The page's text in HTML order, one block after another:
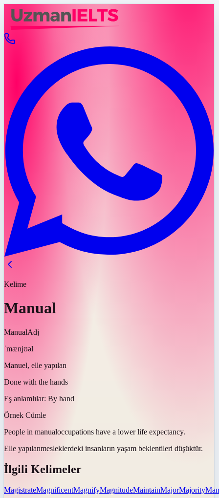
Kelime
Manual
ManualAdj
ˈmænjʊəl
Manuel, elle yapılan
Done with the hands
Eş anlamlılar: By hand
Örnek Cümle
People in manualoccupations have a lower life expectancy.
Elle yapılanmesleklerdeki insanların yaşam beklentileri düşüktür.
İlgili Kelimeler
MagistrateMagnificentMagnifyMagnitudeMaintainMajorMajority